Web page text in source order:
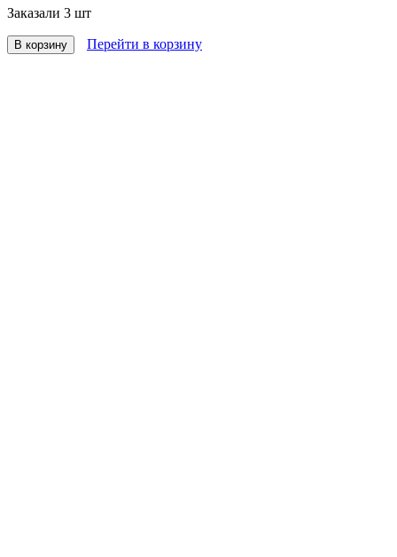
Заказали 3 шт
В корзину Перейти в корзину